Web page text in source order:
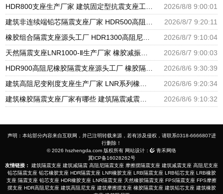
HDR800支座生产厂家 建筑固定型抗震支座工厂 摩擦支座价格
2026/8/8 9:00:01
建筑非连续端铅芯隔震支座厂家 HDR500高阻尼橡胶支座多少钱 建筑橡胶隔震支座LNRLRB源头工厂
2026/8/7 9:20:11
橡胶组合隔震支座源头工厂 HDR1300高阻尼支座 天然橡胶隔震支座厂家直销
2026/8/7 9:10:04
天然隔震支座LNR1000-Ⅱ生产厂家 橡胶减振支座厂家 HDR600隔震支座厂家
2026/8/7 9:00:03
HDR900高阻尼橡胶隔震支座源头工厂 橡胶隔震支座商家生产厂家 LRB支座厂家
2026/8/6 9:30:39
建筑高阻尼变刚度支座生产厂家 LNR系列橡胶隔震支座源头工厂 HDR900高阻尼隔震支座
2026/8/6 9:20:34
建筑橡胶隔震支座厂家有哪些 建筑隔震减震隔震支座源头工厂 LNR1300天然隔震支座生产厂家
2026/8/6 9:10:32
声明：本站部分内容来自互联网，并已注明转载来源，若有涉及侵权，请联系0318-6666807进
行删除！
© 2026 hszhengda.com 版权所有 网站设计：
青禾网络
冀ICP备16028262号
友情链接：
建筑隔震支座 建筑减隔震 高阻尼隔震支座 摩擦摆隔震支座 建筑减震支座 高阻尼支座
铅芯隔震支座 铅芯橡胶支座 HDR隔震支座 LNR橡胶支座 LRB隔震支座 LRB铅芯支座 LRB橡胶
支座 隔震支座 铅芯支座 HDR橡胶支座 LNR隔震支座 天然橡胶隔震支座 FPS隔震支座 FPS摩擦
摆支座 HDR高阻尼支座 建筑高阻尼支座 建筑摩擦摆支座 橡胶隔震支座 建筑铅芯支座 建筑橡胶